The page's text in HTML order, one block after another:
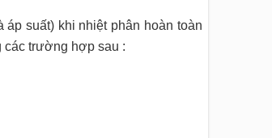
suất) khi nhiệt phân hoàn toàn
các trường hợp sau :